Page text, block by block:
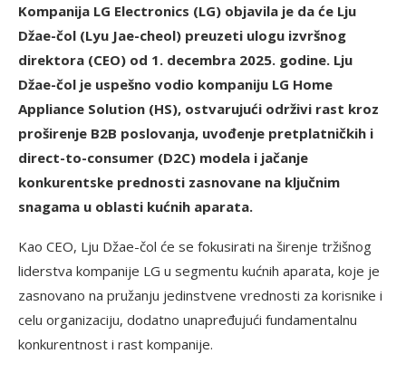
Kompanija LG Electronics (LG) objavila je da će Lju
Džae-čol (Lyu Jae-cheol) preuzeti ulogu izvršnog
direktora (CEO) od 1. decembra 2025. godine. Lju
Džae-čol je uspešno vodio kompaniju LG Home
Appliance Solution (HS), ostvarujući održivi rast kroz
proširenje B2B poslovanja, uvođenje pretplatničkih i
direct-to-consumer (D2C) modela i jačanje
konkurentske prednosti zasnovane na ključnim
snagama u oblasti kućnih aparata.
Kao CEO, Lju Džae-čol će se fokusirati na širenje tržišnog
liderstva kompanije LG u segmentu kućnih aparata, koje je
zasnovano na pružanju jedinstvene vrednosti za korisnike i
celu organizaciju, dodatno unapređujući fundamentalnu
konkurentnost i rast kompanije.